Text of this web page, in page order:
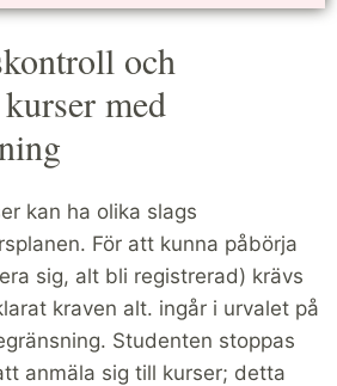
och
med
kan ha olika slags
För att kunna påbörja
sig, alt bli registrerad) krävs
kraven alt. ingår i urvalet på
Studenten stoppas
anmäla sig till kurser; detta